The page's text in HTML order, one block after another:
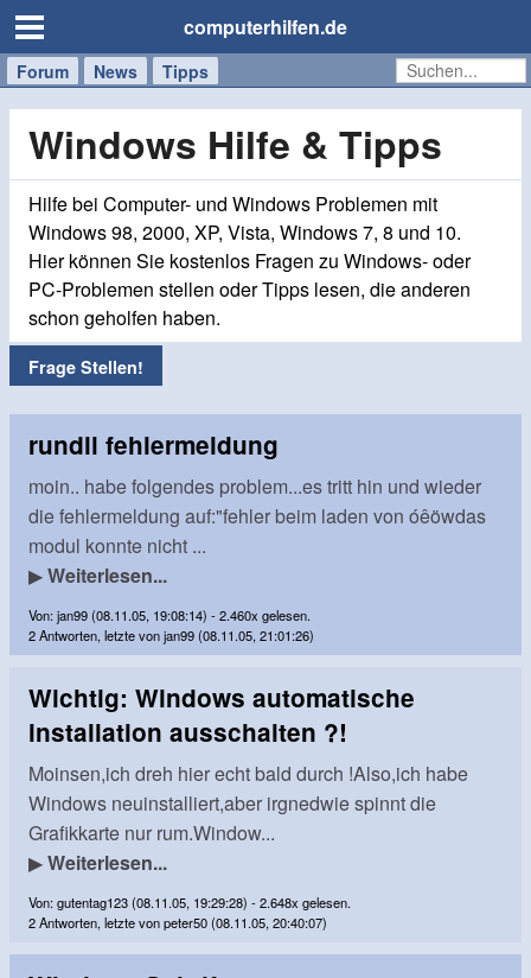
computerhilfen.de
Forum News Tipps
Handy
Windows
Mac
Windows Hilfe & Tipps
Hilfe bei Computer- und Windows Problemen mit
Windows 98, 2000, XP, Vista, Windows 7, 8 und 10.
Hier können Sie kostenlos Fragen zu Windows- oder
PC-Problemen stellen oder Tipps lesen, die anderen
schon geholfen haben.
Frage Stellen!
rundll fehlermeldung
moin.. habe folgendes problem...es tritt hin und wieder
die fehlermeldung auf:"fehler beim laden von óêöwdas
modul konnte nicht ...
▶Weiterlesen...
Von: jan99 (08.11.05, 19:08:14) - 2.460x gelesen.
2 Antworten, letzte von jan99 (08.11.05, 21:01:26)
Wichtig: Windows automatische
installation ausschalten ?!
Moinsen,ich dreh hier echt bald durch !Also,ich habe
Windows neuinstalliert,aber irgnedwie spinnt die
Grafikkarte nur rum.Window...
▶Weiterlesen...
Von: gutentag123 (08.11.05, 19:29:28) - 2.648x gelesen.
2 Antworten, letzte von peter50 (08.11.05, 20:40:07)